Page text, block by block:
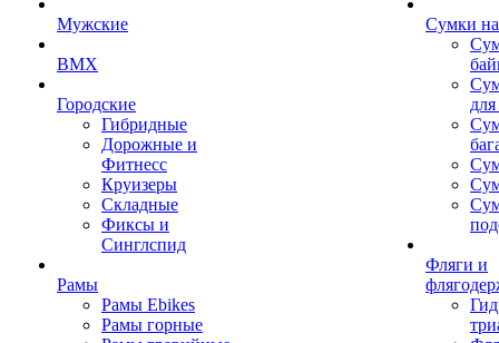
Мужские
BMX
Городские
Гибридные
Дорожные и
Фитнесс
Круизеры
Складные
Фиксы и
Синглспид
Рамы
Рамы Ebikes
Рамы горные
Сумки
Фляги и